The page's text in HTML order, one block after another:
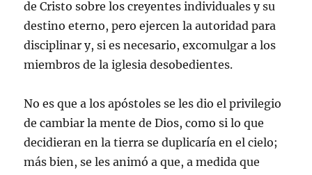
de Cristo sobre los creyentes individuales y su
destino eterno, pero ejercen la autoridad para
disciplinar y, si es necesario, excomulgar a los
miembros de la iglesia desobedientes.
No es que a los apóstoles se les dio el privilegio
de cambiar la mente de Dios, como si lo que
decidieran en la tierra se duplicaría en el cielo;
más bien, se les animó a que, a medida que